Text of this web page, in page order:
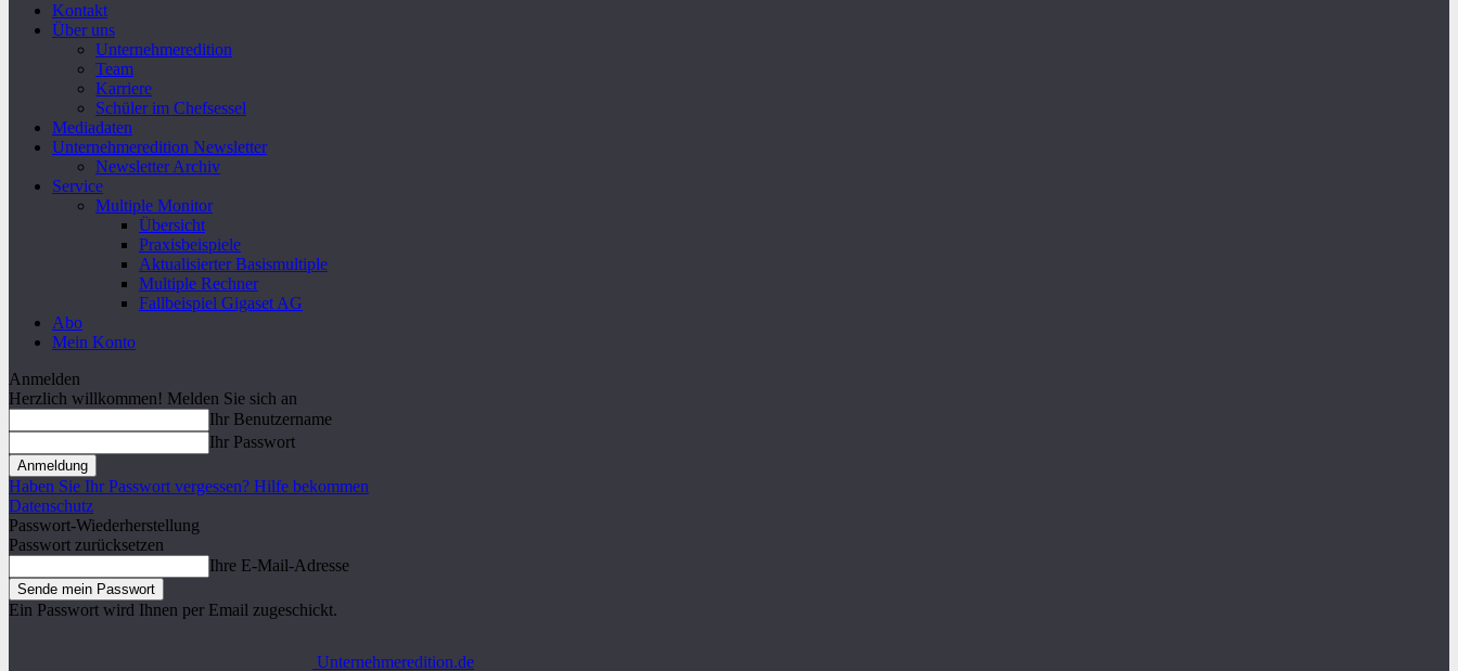
Kontakt
Über uns
Unternehmeredition
Team
Karriere
Schüler im Chefsessel
Mediadaten
Unternehmeredition Newsletter
Newsletter Archiv
Service
Multiple Monitor
Übersicht
Praxisbeispiele
Aktualisierter Basismultiple
Multiple Rechner
Fallbeispiel Gigaset AG
Abo
Mein Konto
Anmelden
Herzlich willkommen! Melden Sie sich an
Ihr Benutzername
Ihr Passwort
Haben Sie Ihr Passwort vergessen? Hilfe bekommen
Datenschutz
Passwort-Wiederherstellung
Passwort zurücksetzen
Ihre E-Mail-Adresse
Ein Passwort wird Ihnen per Email zugeschickt.
Unternehmeredition.de